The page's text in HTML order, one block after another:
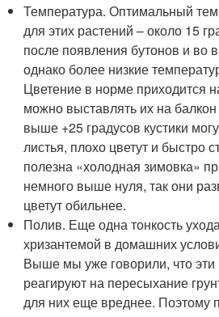
Температура. Оптимальный
для этих растений – около 15
после появления бутонов и во
однако более низкие
Цветение в норме приходится
можно выставлять их на
выше +25 градусов кустики
листья, плохо цветут и быстро
полезна «холодная зимовка»
немного выше нуля, так они
цветут обильнее.
Полив. Еще одна тонкость
хризантемой в домашних
Выше мы уже говорили, что эти
реагируют на пересыхание
для них еще вреднее. Поэтому